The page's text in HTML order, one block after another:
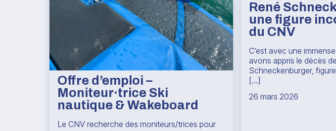
Offre d’emploi –
Moniteur·trice Ski
nautique & Wakeboard
Le CNV recherche des moniteurs/trices pour
René
une figure
du CNV
C’est avec une
avons appris le décès
Schneckenburger,
[...]
26 mars 2026